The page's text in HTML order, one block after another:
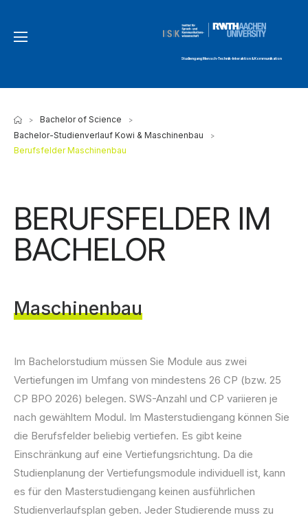
Studiengang Mensch-Technik-Interaktion & Kommunikation
> Bachelor of Science >
Bachelor-Studienverlauf Kowi & Maschinenbau >
Berufsfelder Maschinenbau
BERUFSFELDER IM
BACHELOR
Maschinenbau
Im Bachelorstudium müssen Sie Module aus zwei
Vertiefungen im Umfang von mindestens 26 CP (bzw. 25
CP BPO 2026) belegen. SWS-Anzahl und CP variieren je
nach gewähltem Modul. Im Masterstudiengang können Sie
die Berufsfelder beliebig vertiefen. Es gibt keine
Einschränkung auf eine Vertiefungsrichtung. Da die
Studienplanung der Vertiefungsmodule individuell ist, kann
es für den Masterstudiengang keinen ausführlichen
Studienverlaufsplan geben. Jeder Studierende muss zu